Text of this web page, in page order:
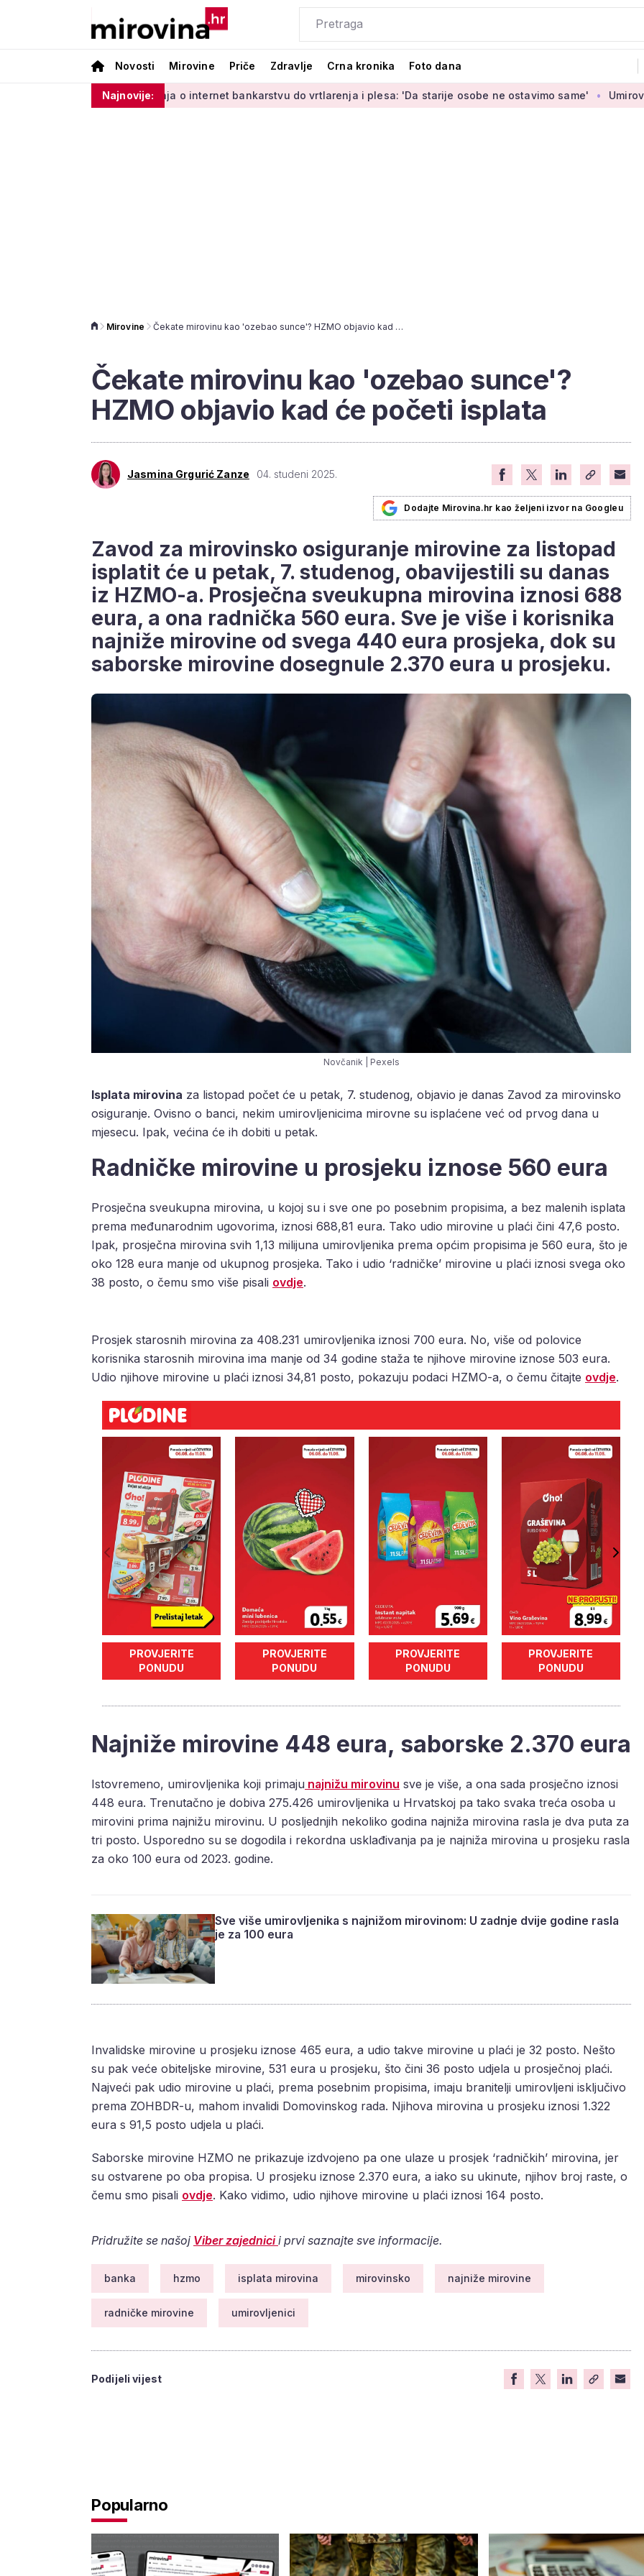
Novosti Mirovine Priče Zdravlje Crna kronika Foto dana
Najnovije:
Od učenja o internet bankarstvu do vrtlarenja i plesa: 'Da starije osobe ne ostavimo same' Umirovljenica
Mirovine Čekate mirovinu kao 'ozebao sunce'? HZMO objavio kad će početi isplata
Čekate mirovinu kao 'ozebao sunce'?
HZMO objavio kad će početi isplata
Jasmina Grgurić Zanze 04. studeni 2025.
Dodajte Mirovina.hr kao željeni izvor na Googleu
Zavod za mirovinsko osiguranje mirovine za listopad
isplatit će u petak, 7. studenog, obavijestili su danas
iz HZMO-a. Prosječna sveukupna mirovina iznosi 688
eura, a ona radnička 560 eura. Sve je više i korisnika
najniže mirovine od svega 440 eura prosjeka, dok su
saborske mirovine dosegnule 2.370 eura u prosjeku.
Novčanik | Pexels
Isplata mirovina za listopad počet će u petak, 7. studenog, objavio je danas Zavod za mirovinsko
osiguranje. Ovisno o banci, nekim umirovljenicima mirovne su isplaćene već od prvog dana u
mjesecu. Ipak, većina će ih dobiti u petak.
Radničke mirovine u prosjeku iznose 560 eura
Prosječna sveukupna mirovina, u kojoj su i sve one po posebnim propisima, a bez malenih isplata
prema međunarodnim ugovorima, iznosi 688,81 eura. Tako udio mirovine u plaći čini 47,6 posto.
Ipak, prosječna mirovina svih 1,13 milijuna umirovljenika prema općim propisima je 560 eura, što je
oko 128 eura manje od ukupnog prosjeka. Tako i udio ‘radničke’ mirovine u plaći iznosi svega oko
38 posto, o čemu smo više pisali ovdje.
Prosjek starosnih mirovina za 408.231 umirovljenika iznosi 700 eura. No, više od polovice
korisnika starosnih mirovina ima manje od 34 godine staža te njihove mirovine iznose 503 eura.
Udio njihove mirovine u plaći iznosi 34,81 posto, pokazuju podaci HZMO-a, o čemu čitajte ovdje.
PROVJERITE
PONUDU
PROVJERITE
PONUDU
PROVJERITE
PONUDU
PROVJERITE
PONUDU
Najniže mirovine 448 eura, saborske 2.370 eura
Istovremeno, umirovljenika koji primaju najnižu mirovinu sve je više, a ona sada prosječno iznosi
448 eura. Trenutačno je dobiva 275.426 umirovljenika u Hrvatskoj pa tako svaka treća osoba u
mirovini prima najnižu mirovinu. U posljednjih nekoliko godina najniža mirovina rasla je dva puta za
tri posto. Usporedno su se dogodila i rekordna usklađivanja pa je najniža mirovina u prosjeku rasla
za oko 100 eura od 2023. godine.
Sve više umirovljenika s najnižom mirovinom: U zadnje dvije godine rasla
je za 100 eura
Invalidske mirovine u prosjeku iznose 465 eura, a udio takve mirovine u plaći je 32 posto. Nešto
su pak veće obiteljske mirovine, 531 eura u prosjeku, što čini 36 posto udjela u prosječnoj plaći.
Najveći pak udio mirovine u plaći, prema posebnim propisima, imaju branitelji umirovljeni isključivo
prema ZOHBDR-u, mahom invalidi Domovinskog rada. Njihova mirovina u prosjeku iznosi 1.322
eura s 91,5 posto udjela u plaći.
Saborske mirovine HZMO ne prikazuje izdvojeno pa one ulaze u prosjek ‘radničkih’ mirovina, jer
su ostvarene po oba propisa. U prosjeku iznose 2.370 eura, a iako su ukinute, njihov broj raste, o
čemu smo pisali ovdje. Kako vidimo, udio njihove mirovine u plaći iznosi 164 posto.
Pridružite se našoj Viber zajednicii prvi saznajte sve informacije.
banka hzmo isplata mirovina mirovinsko najniže mirovine
radničke mirovine umirovljenici
Podijeli vijest
Popularno